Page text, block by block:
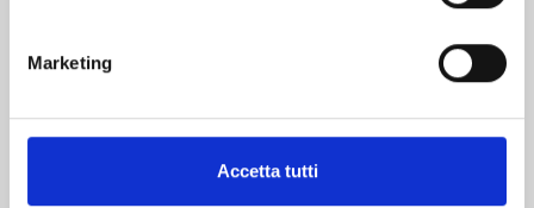
Marketing
Accetta tutti